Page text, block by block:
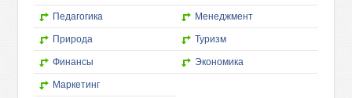
Педагогика Менеджмент
Природа Туризм
Финансы Экономика
Маркетинг